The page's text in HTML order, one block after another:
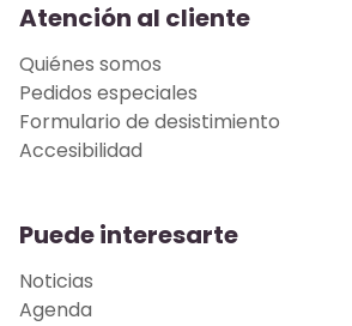
Atención al cliente
Quiénes somos
Pedidos especiales
Formulario de desistimiento
Accesibilidad
Puede interesarte
Noticias
Agenda